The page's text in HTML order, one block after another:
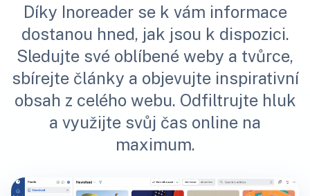
Díky Inoreader se k vám informace
dostanou hned, jak jsou k dispozici.
Sledujte své oblíbené weby a tvůrce,
sbírejte články a objevujte inspirativní
obsah z celého webu. Odfiltrujte hluk
a využijte svůj čas online na
maximum.